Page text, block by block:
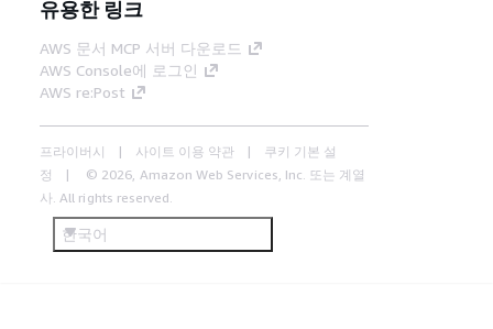
유용한 링크
AWS 문서 MCP 서버 다운로드
AWS Console에 로그인
AWS re:Post
프라이버시 사이트 이용 약관
쿠키 기본 설
정
© 2026, Amazon Web Services, Inc. 또는 계열
사. All rights reserved.
한국어